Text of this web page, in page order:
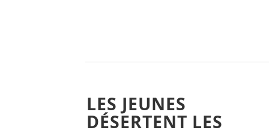
LES JEUNES
DÉSERTENT LES